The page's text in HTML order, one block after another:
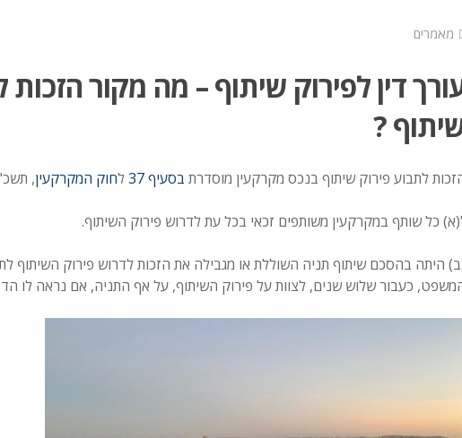
מאמרים
דין לפירוק שיתוף – מה מקור
?
לתבוע פירוק שיתוף בנכס מקרקעין מוסדרת בסעיף 37 לחוק המקרקעין, תשכ"ט-1969
כל שותף במקרקעין משותפים זכאי בכל עת לדרוש פירוק השיתוף.
היתה בהסכם שיתוף תניה השוללת או מגבילה את הזכות לדרוש פירוק השיתוף
כעבור שלוש שנים, לצוות על פירוק השיתוף, על אף התניה, אם נראה לו